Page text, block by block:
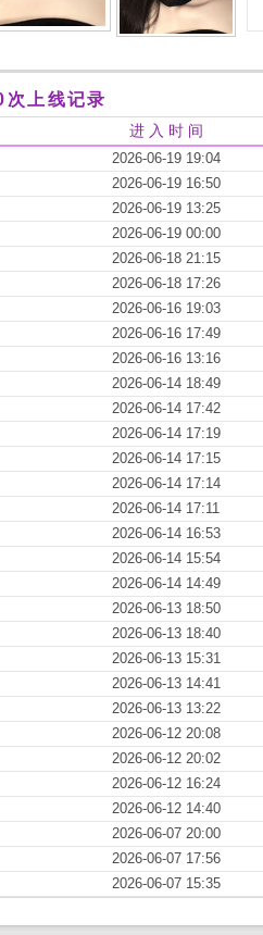
上线记录
进 入 时 间
2026-06-19 19:04
2026-06-19 16:50
2026-06-19 13:25
2026-06-19 00:00
2026-06-18 21:15
2026-06-18 17:26
2026-06-16 19:03
2026-06-16 17:49
2026-06-16 13:16
2026-06-14 18:49
2026-06-14 17:42
2026-06-14 17:19
2026-06-14 17:15
2026-06-14 17:14
2026-06-14 17:11
2026-06-14 16:53
2026-06-14 15:54
2026-06-14 14:49
2026-06-13 18:50
2026-06-13 18:40
2026-06-13 15:31
2026-06-13 14:41
2026-06-13 13:22
2026-06-12 20:08
2026-06-12 20:02
2026-06-12 16:24
2026-06-12 14:40
2026-06-07 20:00
2026-06-07 17:56
2026-06-07 15:35